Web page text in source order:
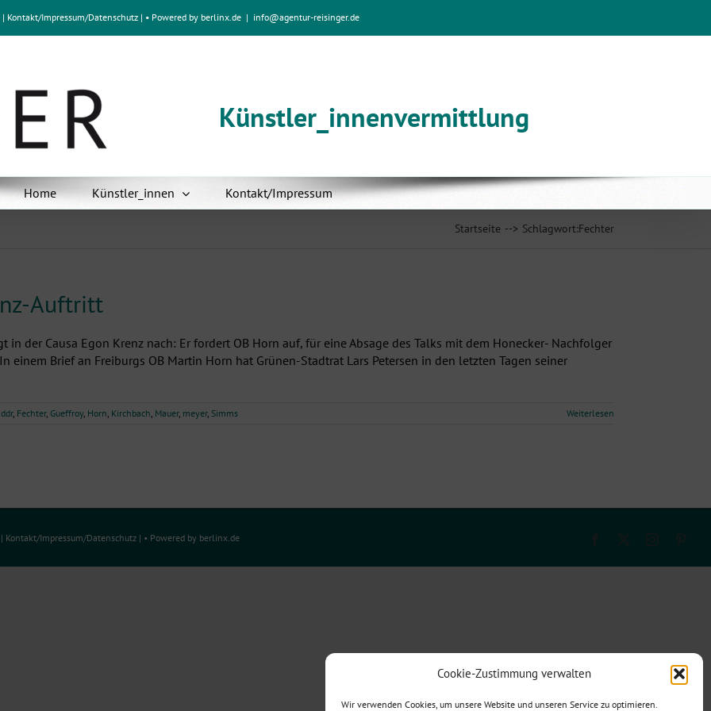
Cookie-Zustimmung verwalten
Wir verwenden Cookies, um unsere Website und unseren Service zu optimieren.
| Kontakt/Impressum/Datenschutz | • Powered by berlinx.de | info@agentur-reisinger.de
Künstler_innenvermittlung
Home Künstler_innen Kontakt/Impressum
Startseite Schlagwort:Fechter
Auftritt
in der Causa Egon Krenz nach: Er fordert OB Horn auf, für eine Absage des Talks mit dem Honecker- Nachfolger
einem Brief an Freiburgs OB Martin Horn hat Grünen-Stadtrat Lars Petersen in den letzten Tagen seiner
ddr, Fechter, Gueffroy, Horn Kirchbach Mauer, meyer, Simms Weiterlesen
| Kontakt/Impressum/Datenschutz | • Powered by berlinx.de